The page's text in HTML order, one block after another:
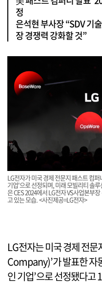
정
은석현 부사장 “SDV 기
장 경쟁력 강화할 것”
LG전자가 미국 경제 전문지 패스트 컴
기업'으로 선정되며, 미래 모빌리티 솔
은 CES 2024에서 LG전자 VS사업본부
고 있는 모습. <사진제공=LG전자>
LG전자는 미국 경제 전문
Company)’가 발표한 자
인 기업’으로 선정됐다고